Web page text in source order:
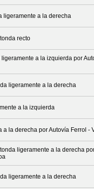
ligeramente a la derecha
recto
ligeramente a la izquierda por
ligeramente a la derecha
a la izquierda
a la derecha por Autovía Ferrol -
ligeramente a la derecha
ligeramente a la derecha